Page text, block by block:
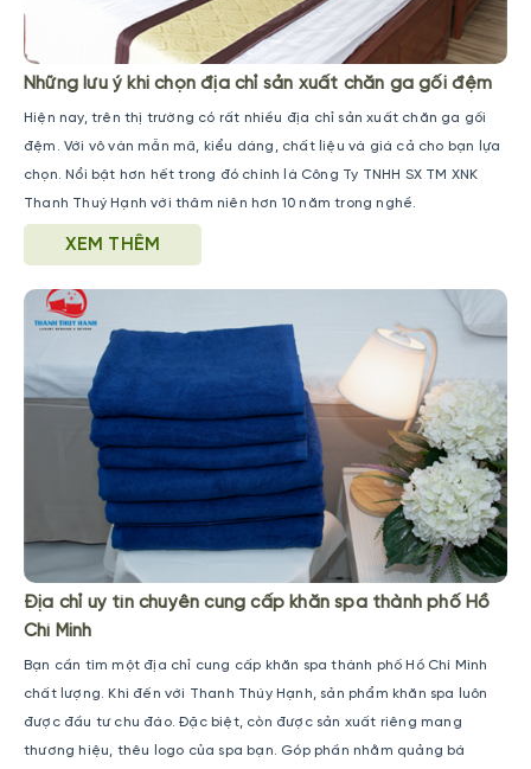
Những lưu ý khi chọn địa chỉ sản xuất chăn ga gối đệm
Hiện nay, trên thị trường có rất nhiều địa chỉ sản xuất chăn ga gối
đệm. Với vô vàn mẫn mã, kiểu dáng, chất liệu và giá cả cho bạn lựa
chọn. Nổi bật hơn hết trong đó chính là Công Ty TNHH SX TM XNK
Thanh Thuý Hạnh với thâm niên hơn 10 năm trong nghề.
XEM THÊM
Địa chỉ uy tín chuyên cung cấp khăn spa thành phố Hồ
Chí Minh
Bạn cần tìm một địa chỉ cung cấp khăn spa thành phố Hồ Chí Minh
chất lượng. Khi đến với Thanh Thúy Hạnh, sản phẩm khăn spa luôn
được đầu tư chu đáo. Đặc biệt, còn được sản xuất riêng mang
thương hiệu, thêu logo của spa bạn. Góp phần nhằm quảng bá